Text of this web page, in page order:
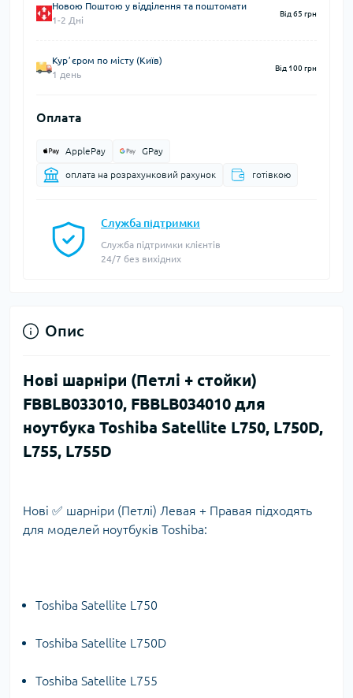
Новою Поштою у відділення та поштомати
1-2 Дні
Від 65 грн
Курʼєром по місту (Київ)
1 день
Від 100 грн
Оплата
ApplePay GPay
оплата на розрахунковий рахунок готівкою
Служба підтримки
Служба підтримки клієнтів
24/7 без вихідних
Опис
Нові шарніри (Петлі + стойки)
FBBLB033010, FBBLB034010 для
ноутбука Toshiba Satellite L750, L750D,
L755, L755D
Нові ✅ шарніри (Петлі) Левая + Правая підходять
для моделей ноутбуків Toshiba:
Toshiba Satellite L750
Toshiba Satellite L750D
Toshiba Satellite L755